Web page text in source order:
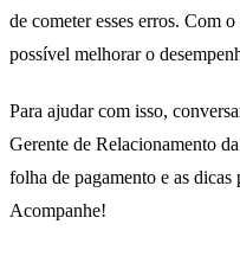
de cometer esses erros. Com
possível melhorar o
Para ajudar com isso,
Gerente de Relacionamento
folha de pagamento e as
Acompanhe!